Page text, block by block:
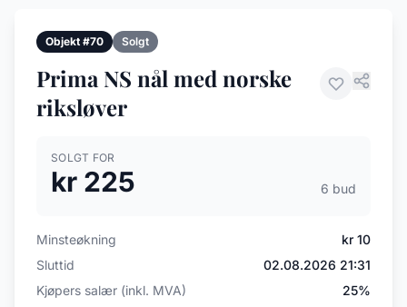
Objekt #70 Solgt
Prima NS nål med norske
riksløver
SOLGT FOR
kr 225 6 bud
Minsteøkning
kr 10
Sluttid
02.08.2026 21:31
Kjøpers salær (inkl. MVA)
25%